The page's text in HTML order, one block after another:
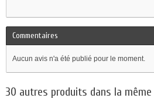
Commentaires
Aucun avis n'a été publié pour le moment.
30 autres produits dans la